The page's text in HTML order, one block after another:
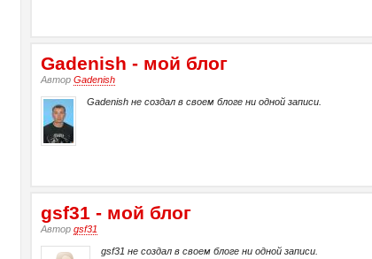
Gadenish - мой блог
АвторGadenish
Gadenish не создал в своем блоге ни одной записи.
gsf31 - мой блог
Авторgsf31
gsf31 не создал в своем блоге ни одной записи.